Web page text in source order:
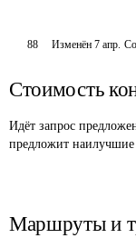
88 Изменён7 апр.
Стоимость
Идёт запрос
предложит наилучшие
Маршруты и